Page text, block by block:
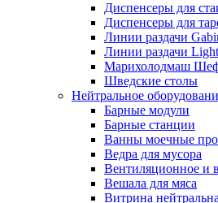
Диспенсеры для
Диспенсеры для
Линии раздачи
Линии раздачи
Марихолодмаш
Шведские столы
Нейтральное
Барные модули
Барные станции
Ванны моечные
Ведра для мусора
Вентиляционное и
Вешала для мяса
Витрина